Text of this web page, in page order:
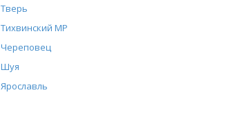
Тверь
Тихвинский МР
Череповец
Шуя
Ярославль